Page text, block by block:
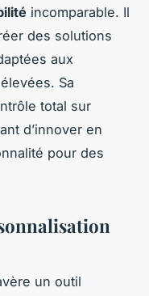
incomparable. Il
des solutions
aux
Sa
total sur
d’innover en
pour des
un outil